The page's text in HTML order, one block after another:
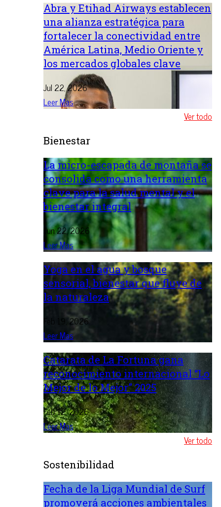
Abra y Etihad Airways establecen
una alianza estratégica para
fortalecer la conectividad entre
América Latina, Medio Oriente y
los mercados globales clave
Jul 22, 2026
Leer Mas
Ver todo
Bienestar
La micro-escapada de montaña se
consolida como una herramienta
clave para la salud mental y el
bienestar integral
Jun 22, 2026
Leer Mas
Yoga en el agua y bosque
sensorial, bienestar que fluye de
la naturaleza
Feb 19, 2026
Leer Mas
Catarata de La Fortuna gana
reconocimiento internacional “Lo
Mejor de lo Mejor” 2025
Feb 12, 2026
Leer Mas
Ver todo
Sostenibilidad
Fecha de la Liga Mundial de Surf
promoverá acciones ambientales